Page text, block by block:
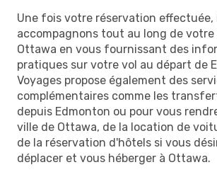
Une fois votre réservation effectuée,
accompagnons tout au long de votre
Ottawa en vous fournissant des
pratiques sur votre vol au départ de
Voyages propose également des
complémentaires comme les
depuis Edmonton ou pour vous
ville de Ottawa, de la location de
de la réservation d'hôtels si vous
déplacer et vous héberger à Ottawa.